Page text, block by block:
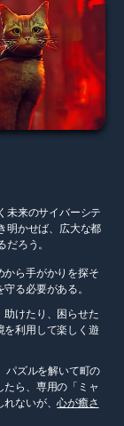
未来のサイバーシテ
明かせば、広大な都
ろう。
から手がかりを探そ
る必要がある。
助けたり、困らせた
を利用して楽しく遊
パズルを解いて町の
ら、専用の「ミャ
れないが、心が癒さ